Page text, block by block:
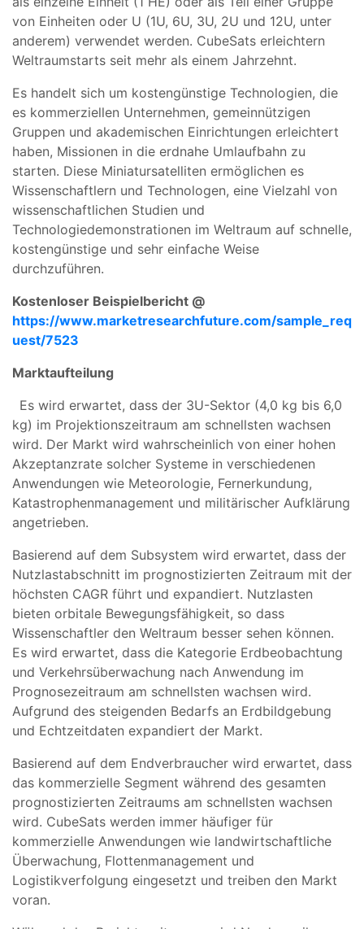
von Einheiten oder U (1U, 6U, 3U, 2U und 12U, unter
anderem) verwendet werden. CubeSats erleichtern
Weltraumstarts seit mehr als einem Jahrzehnt.
Es handelt sich um kostengünstige Technologien, die
es kommerziellen Unternehmen, gemeinnützigen
Gruppen und akademischen Einrichtungen erleichtert
haben, Missionen in die erdnahe Umlaufbahn zu
starten. Diese Miniatursatelliten ermöglichen es
Wissenschaftlern und Technologen, eine Vielzahl von
wissenschaftlichen Studien und
Technologiedemonstrationen im Weltraum auf schnelle,
kostengünstige und sehr einfache Weise
durchzuführen.
Kostenloser Beispielbericht @
https://www.marketresearchfuture.com/sample_req
uest/7523
Marktaufteilung
Es wird erwartet, dass der 3U-Sektor (4,0 kg bis 6,0
kg) im Projektionszeitraum am schnellsten wachsen
wird. Der Markt wird wahrscheinlich von einer hohen
Akzeptanzrate solcher Systeme in verschiedenen
Anwendungen wie Meteorologie, Fernerkundung,
Katastrophenmanagement und militärischer Aufklärung
angetrieben.
Basierend auf dem Subsystem wird erwartet, dass der
Nutzlastabschnitt im prognostizierten Zeitraum mit der
höchsten CAGR führt und expandiert. Nutzlasten
bieten orbitale Bewegungsfähigkeit, so dass
Wissenschaftler den Weltraum besser sehen können.
Es wird erwartet, dass die Kategorie Erdbeobachtung
und Verkehrsüberwachung nach Anwendung im
Prognosezeitraum am schnellsten wachsen wird.
Aufgrund des steigenden Bedarfs an Erdbildgebung
und Echtzeitdaten expandiert der Markt.
Basierend auf dem Endverbraucher wird erwartet, dass
das kommerzielle Segment während des gesamten
prognostizierten Zeitraums am schnellsten wachsen
wird. CubeSats werden immer häufiger für
kommerzielle Anwendungen wie landwirtschaftliche
Überwachung, Flottenmanagement und
Logistikverfolgung eingesetzt und treiben den Markt
voran.